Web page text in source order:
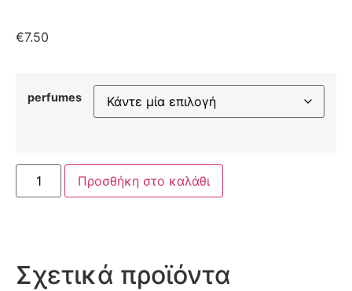
€7.50
perfumes
Προσθήκη στο καλάθι
Σχετικά προϊόντα